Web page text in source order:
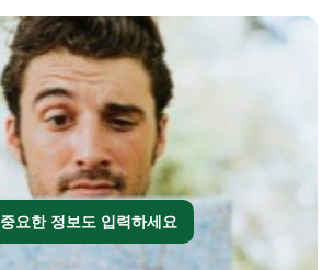
중요한 정보도 입력하세요